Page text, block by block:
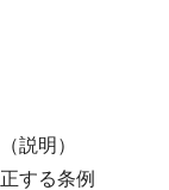
説明）
する条例